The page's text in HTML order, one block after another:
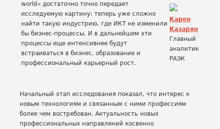
world» достаточно точно передает
исследуемую картину: теперь уже сложно
найти такую индустрию, где ИКТ не изменили
бы бизнес-процессы. И в дальнейшем эти
процессы еще интенсивнее будут
встраиваться в бизнес, образование и
профессиональный карьерный рост.
Карен
Казарян
Главный
аналитик
РАЭК
Начальный этап исследования показал, что интерес к
новым технологиям и связанным с ними профессиям
более чем востребован. Актуальность новых
профессиональных направлений косвенно